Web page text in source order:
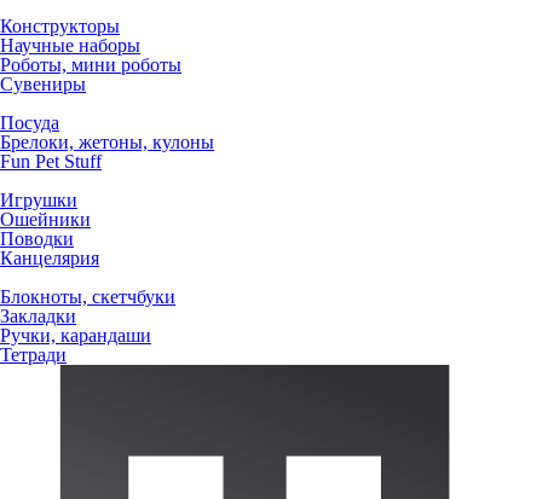
Конструкторы
Научные наборы
Роботы, мини роботы
Сувениры
Посуда
Брелоки, жетоны, кулоны
Fun Pet Stuff
Игрушки
Ошейники
Поводки
Канцелярия
Блокноты, скетчбуки
Закладки
Ручки, карандаши
Тетради